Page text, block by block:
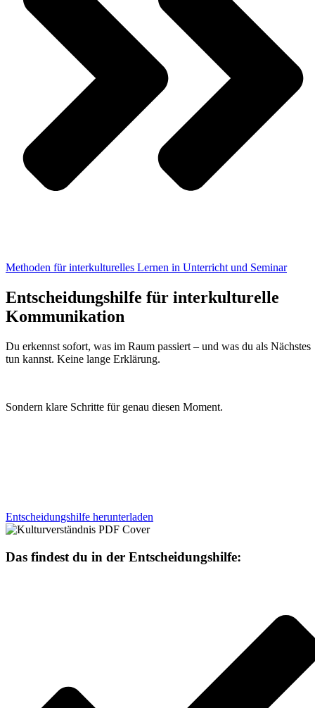
Methoden für interkulturelles Lernen in Unterricht und Seminar
Entscheidungshilfe für interkulturelle
Kommunikation
Du erkennst sofort, was im Raum passiert – und was du als Nächstes
tun kannst. Keine lange Erklärung.
Sondern klare Schritte für genau diesen Moment.
Entscheidungshilfe herunterladen
Das findest du in der Entscheidungshilfe: